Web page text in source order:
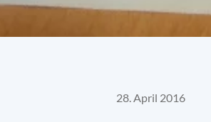
28. April 2016